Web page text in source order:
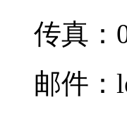
传真：
邮件：